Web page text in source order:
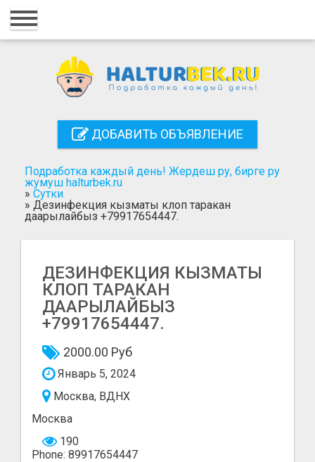
Главная
Регистрация
Поиск
ДОБАВИТЬ ОБЪЯВЛЕНИЕ
Подработка каждый день! Жердеш ру, бирге ру
жумуш halturbek.ru
» Сутки
» Дезинфекция кызматы клоп таракан
даарылайбыз +79917654447.
ДЕЗИНФЕКЦИЯ КЫЗМАТЫ
КЛОП ТАРАКАН
ДААРЫЛАЙБЫЗ
+79917654447.
2000.00 Руб
Январь 5, 2024
Москва, ВДНХ
Москва
190
Phone: 89917654447